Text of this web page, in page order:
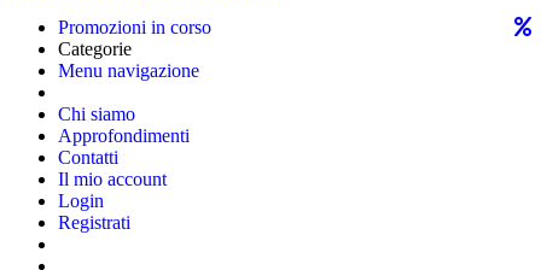
Promozioni in corso
Categorie
Menu navigazione
Chi siamo
Approfondimenti
Contatti
Il mio account
Login
Registrati